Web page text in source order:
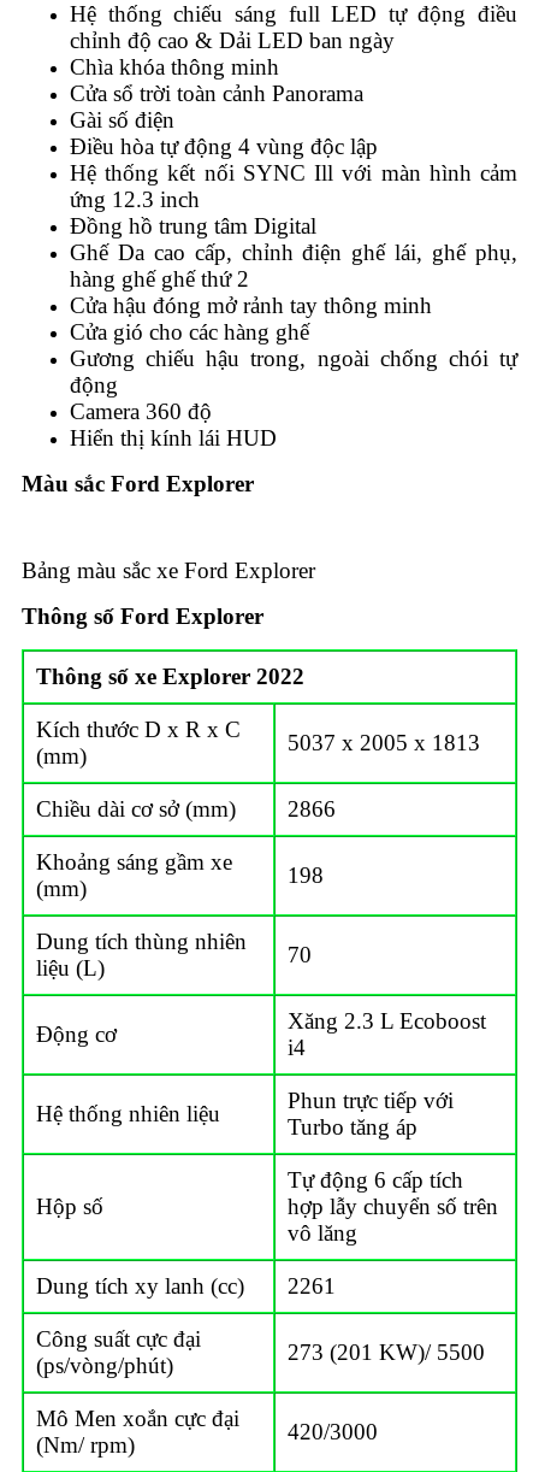
Hệ thống chiếu sáng full LED tự động điều
chỉnh độ cao & Dải LED ban ngày
Chìa khóa thông minh
Cửa sổ trời toàn cảnh Panorama
Gài số điện
Điều hòa tự động 4 vùng độc lập
Hệ thống kết nối SYNC Ill với màn hình cảm
ứng 12.3 inch
Đồng hồ trung tâm Digital
Ghế Da cao cấp, chỉnh điện ghế lái, ghế phụ,
hàng ghế ghế thứ 2
Cửa hậu đóng mở rảnh tay thông minh
Cửa gió cho các hàng ghế
Gương chiếu hậu trong, ngoài chống chói tự
động
Camera 360 độ
Hiển thị kính lái HUD
Màu sắc Ford Explorer
Bảng màu sắc xe Ford Explorer
Thông số Ford Explorer
Thông số xe Explorer 2022
Kích thước D x R x C
(mm)
5037 x 2005 x 1813
Chiều dài cơ sở (mm) 2866
Khoảng sáng gầm xe
(mm)
198
Dung tích thùng nhiên
liệu (L)
70
Động cơ
Xăng 2.3 L Ecoboost
i4
Hệ thống nhiên liệu
Phun trực tiếp với
Turbo tăng áp
Hộp số
Tự động 6 cấp tích
hợp lẫy chuyển số trên
vô lăng
Dung tích xy lanh (cc) 2261
Công suất cực đại
(ps/vòng/phút)
273 (201 KW)/ 5500
Mô Men xoắn cực đại
(Nm/ rpm)
420/3000